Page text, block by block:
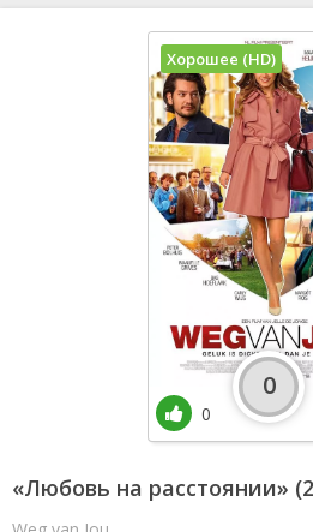
«Любовь на расстоянии»
Хорошее (HD)
0
0